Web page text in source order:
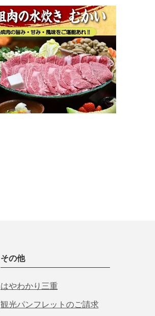
その他
はやわかり三重
観光パンフレットのご請求